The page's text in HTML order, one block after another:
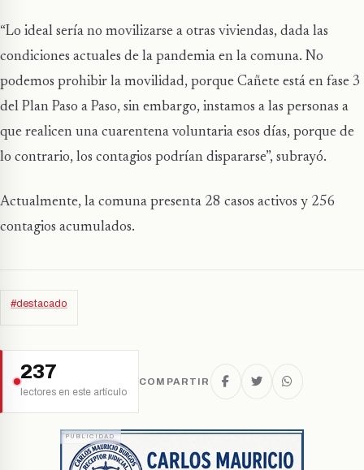
“Lo ideal sería no movilizarse a otras viviendas, dada las
condiciones actuales de la pandemia en la comuna. No
podemos prohibir la movilidad, porque Cañete está en fase 3
del Plan Paso a Paso, sin embargo, instamos a las personas a
que realicen una cuarentena voluntaria esos días, porque de
lo contrario, los contagios podrían dispararse”, subrayó.
Actualmente, la comuna presenta 28 casos activos y 256
contagios acumulados.
#destacado
237
lectores en este artículo
COMPARTIR